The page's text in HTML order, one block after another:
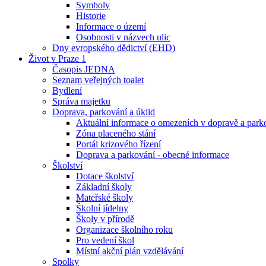
Symboly
Historie
Informace o území
Osobnosti v názvech ulic
Dny evropského dědictví (EHD)
Život v Praze 1
Časopis JEDNA
Seznam veřejných toalet
Bydlení
Správa majetku
Doprava, parkování a úklid
Aktuální informace o omezeních v dopravě a
Zóna placeného stání
Portál krizového řízení
Doprava a parkování - obecné informace
Školství
Dotace školství
Základní školy
Mateřské školy
Školní jídelny
Školy v přírodě
Organizace školního roku
Pro vedení škol
Místní akční plán vzdělávání
Spolky